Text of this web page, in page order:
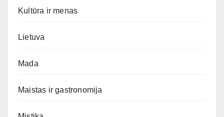
Kultūra ir menas
Lietuva
Mada
Maistas ir gastronomija